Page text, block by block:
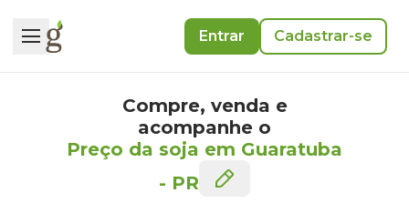
Entrar Cadastrar-se
Compre, venda e
acompanhe o
Preço da soja em Guaratuba
- PR